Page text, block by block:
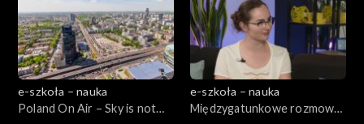
e-szkoła – nauka
Poland On Air – Sky is not
e-szkoła – nauka
Międzygatunkowe rozmowy,